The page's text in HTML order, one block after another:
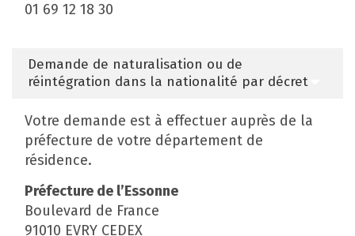
01 69 12 18 30
Demande de naturalisation ou de
réintégration dans la nationalité par décret
Votre demande est à effectuer auprès de la
préfecture de votre département de
résidence.
Préfecture de l’Essonne
Boulevard de France
91010 EVRY CEDEX